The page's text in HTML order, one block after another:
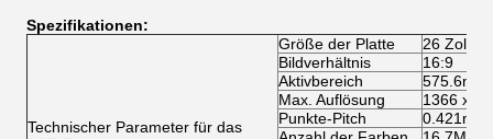
Spezifikationen:
Technischer Parameter für das
Größe der Platte
26 Zoll
Bildverhältnis
16:9
Aktivbereich
Max. Auflösung
1366 x
Punkte-Pitch